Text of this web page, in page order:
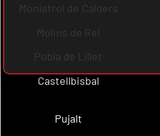
Monistrol de Calders
Molins de Rei
Pobla de Lillet
Castellbisbal
Pujalt